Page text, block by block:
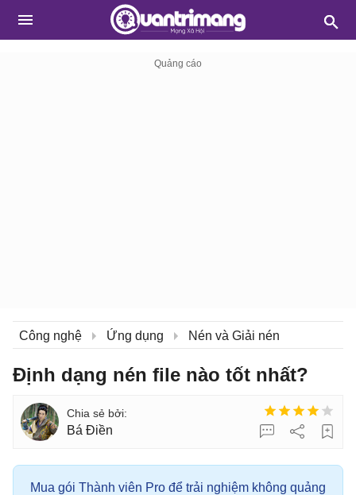
Công nghệ Ứng dụng Nén và Giải nén
Định dạng nén file nào tốt nhất?
Bá Điền
Mua gói Thành viên Pro để trải nghiệm không quảng